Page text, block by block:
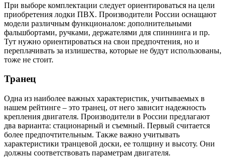
При выборе комплектации следует ориентироваться на цели
приобретения лодки ПВХ. Производители России оснащают
модели различным функционалом: дополнительными
фальшбортами, ручками, держателями для спиннинга и пр.
Тут нужно ориентироваться на свои предпочтения, но и
переплачивать за излишества, которые не будут использованы,
тоже не стоит.
Транец
Одна из наиболее важных характеристик, учитываемых в
нашем рейтинге – это транец, от него зависит надежность
крепления двигателя. Производители в России предлагают
два варианта: стационарный и съемный. Первый считается
более предпочтительным. Также важно учитывать
характеристики транцевой доски, ее толщину и высоту. Они
должны соответствовать параметрам двигателя.